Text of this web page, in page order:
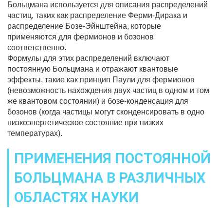
Больцмана используется для описания распределений
частиц, таких как распределение Ферми-Дирака и
распределение Бозе-Эйнштейна, которые
применяются для фермионов и бозонов
соответственно.
Формулы для этих распределений включают
постоянную Больцмана и отражают квантовые
эффекты, такие как принцип Паули для фермионов
(невозможность нахождения двух частиц в одном и том
же квантовом состоянии) и бозе-конденсация для
бозонов (когда частицы могут сконденсировать в одно
низкоэнергетическое состояние при низких
температурах).
ПРИМЕНЕНИЯ ПОСТОЯННОЙ
БОЛЬЦМАНА В РАЗЛИЧНЫХ
ОБЛАСТЯХ НАУКИ